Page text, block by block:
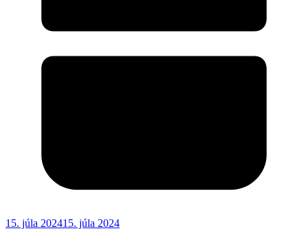
15. júla 202415. júla 2024